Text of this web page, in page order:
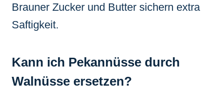
Brauner Zucker und Butter sichern extra
Saftigkeit.
Kann ich Pekannüsse durch
Walnüsse ersetzen?